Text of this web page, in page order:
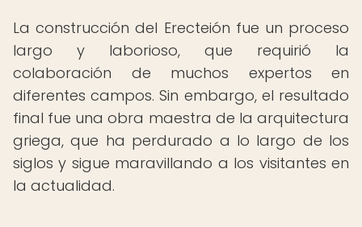
La construcción del Erecteión fue un proceso
largo y laborioso, que requirió la
colaboración de muchos expertos en
diferentes campos. Sin embargo, el resultado
final fue una obra maestra de la arquitectura
griega, que ha perdurado a lo largo de los
siglos y sigue maravillando a los visitantes en
la actualidad.